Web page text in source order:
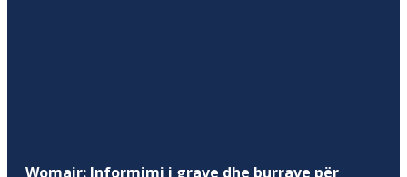
Womair: Informimi i grave dhe burrave për